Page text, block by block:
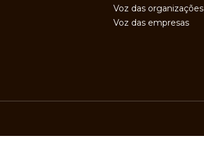
Voz das organizações
Voz das empresas